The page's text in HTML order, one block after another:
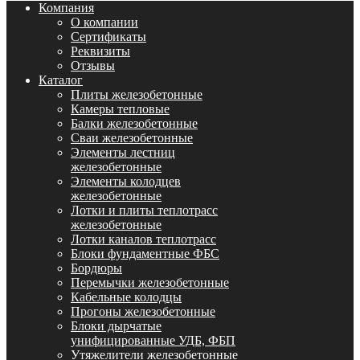
Компания
О компании
Сертификаты
Реквизиты
Отзывы
Каталог
Плиты железобетонные
Камеры тепловые
Балки железобетонные
Сваи железобетонные
Элементы лестниц
железобетонные
Элементы колодцев
железобетонные
Лотки и плиты теплотрасс
железобетонные
Лотки каналов теплотрасс
Блоки фундаментные ФБС
Бордюры
Перемычки железобетонные
Кабельные колодцы
Прогоны железобетонные
Блоки дырчатые
унифицированные УДБ, ФБП
Утяжелители железобетонные